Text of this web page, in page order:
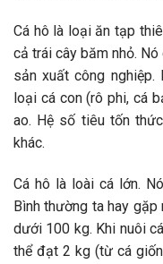
Cá hô là loại ăn tạp
cả trái cây băm nhỏ.
sản xuất công
loại cá con (rô phi, cá
ao. Hệ số tiêu tốn
khác.
Cá hô là loài cá lớn.
Bình thường ta hay
dưới 100 kg. Khi nuôi
thể đạt 2 kg (từ cá